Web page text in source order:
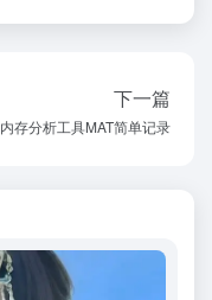
下一篇
内存分析工具MAT简单记录